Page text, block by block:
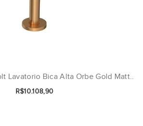
Lavatorio Bica Alta Orbe Gold Matt..
R$10.108,90